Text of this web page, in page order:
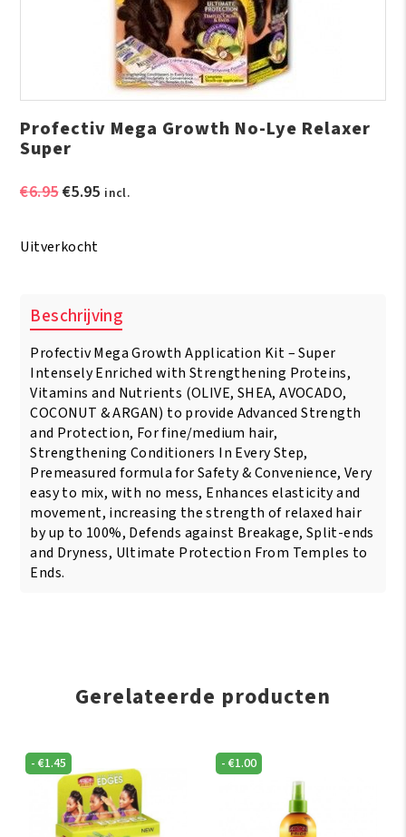
Profectiv Mega Growth No-Lye Relaxer
Super
€6.95Oorspronkelijke
€6.95.
€5.95Huidige
incl.
Uitverkocht
Beschrijving
Profectiv Mega Growth Application Kit – Super
Intensely Enriched with Strengthening Proteins,
Vitamins and Nutrients (OLIVE, SHEA, AVOCADO,
COCONUT & ARGAN) to provide Advanced Strength
and Protection, For fine/medium hair,
Strengthening Conditioners In Every Step,
Premeasured formula for Safety & Convenience, Very
easy to mix, with no mess, Enhances elasticity and
movement, increasing the strength of relaxed hair
by up to 100%, Defends against Breakage, Split-ends
and Dryness, Ultimate Protection From Temples to
Ends.
Gerelateerde producten
-€1.45 -€1.00